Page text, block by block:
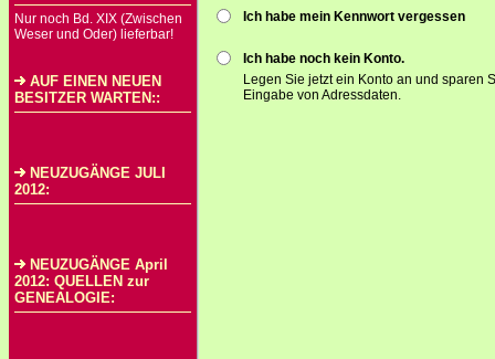
Nur noch Bd. XIX (Zwischen
Weser und Oder) lieferbar!
AUF EINEN NEUEN
BESITZER WARTEN::
NEUZUGÄNGE JULI
2012:
NEUZUGÄNGE April
2012: QUELLEN zur
GENEALOGIE:
Ich habe mein Kennwort vergessen
Ich habe noch kein Konto.
Legen Sie jetzt ein Konto an und sparen
Eingabe von Adressdaten.